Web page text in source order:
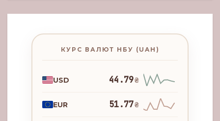
КУРС ВАЛЮТ НБУ (UAH)
USD 44.79₴
EUR 51.77₴